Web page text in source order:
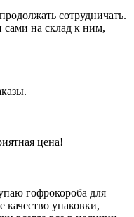
сотрудничать.
сами на склад к ним,
цена!
гофрокороба для
качество упаковки,